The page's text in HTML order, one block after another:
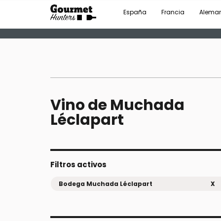
España Francia
Vino de Muchada
Léclapart
Filtros activos
Bodega Muchada Léclapart X